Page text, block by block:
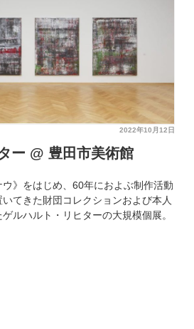
2022年10月12日
ー @ 豊田市美術館
》をはじめ、60年におよぶ制作活動
てきた財団コレクションおよび本人
ルハルト・リヒターの大規模個展。